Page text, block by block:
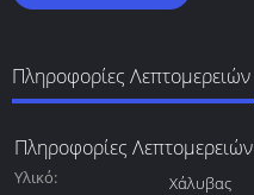
Πληροφορίες Λεπτομερειών
Πληροφορίες Λεπτομερειών
Υλικό:
Χάλυβας